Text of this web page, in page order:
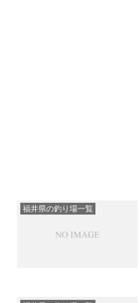
福井県の釣り場一覧